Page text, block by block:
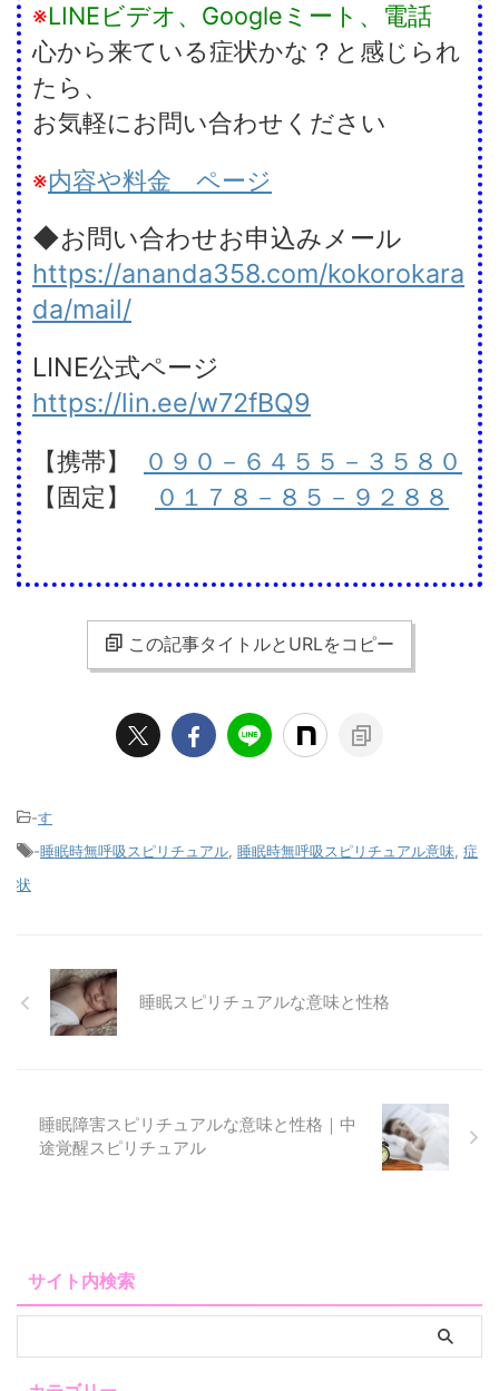
※LINEビデオ、Googleミート、電話
心から来ている症状かな？と感じられ
たら、
お気軽にお問い合わせください
※内容や料金 ページ
◆お問い合わせお申込みメール
https://ananda358.com/kokorokara
da/mail/
LINE公式ページ
https://lin.ee/w72fBQ9
【携帯】
０９０－６４５５－３５８０
【固定】
０１７８－８５－９２８８
この記事タイトルとURLをコピー
-す
-睡眠時無呼吸スピリチュアル 睡眠時無呼吸スピリチュアル意味 症
状
睡眠スピリチュアルな意味と性格
睡眠障害スピリチュアルな意味と性格｜中
途覚醒スピリチュアル
サイト内検索